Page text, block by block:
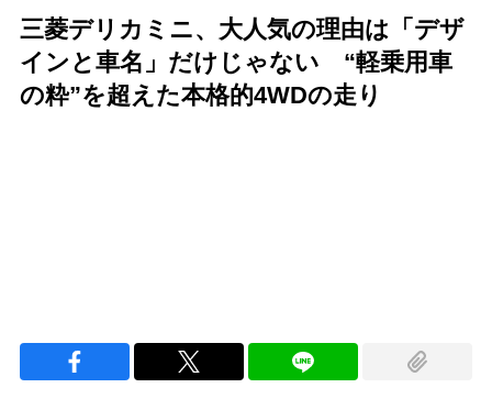
三菱デリカミニ、大人気の理由は「デザ
インと車名」だけじゃない “軽乗用車
の粋”を超えた本格的4WDの走り